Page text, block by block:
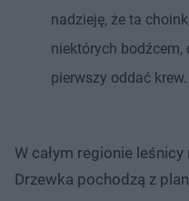
nadzieję, że ta
niektórych bodźcem,
pierwszy oddać krew.
W całym regionie
Drzewka pochodzą z